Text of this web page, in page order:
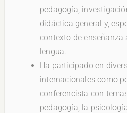
pedagogía,
didáctica general y,
contexto de enseñanza
lengua.
Ha participado en
internacionales como
conferencista con
pedagogía, la